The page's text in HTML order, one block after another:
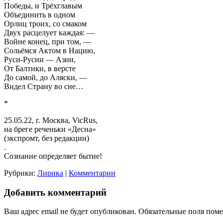
Победы, и Трёхглавым
Объединить в одном
Орлиц троих, со смаком
Двух расцелует каждая: —
Войне конец, при том, —
Сольёмся Актом в Нацию,
Руси-Русии — Азии,
От Балтики, в версте
До самой, до Аляски, —
Видел Страну во сне…
*
25.05.22, г. Москва, VicRus,
на бреге реченьки «Десна»
(экспромт, без редакции)
.
Сознание определяет бытие!
Рубрики: Лирика | Комментарии
Добавить комментарий
Ваш адрес email не будет опубликован. Обязательные поля